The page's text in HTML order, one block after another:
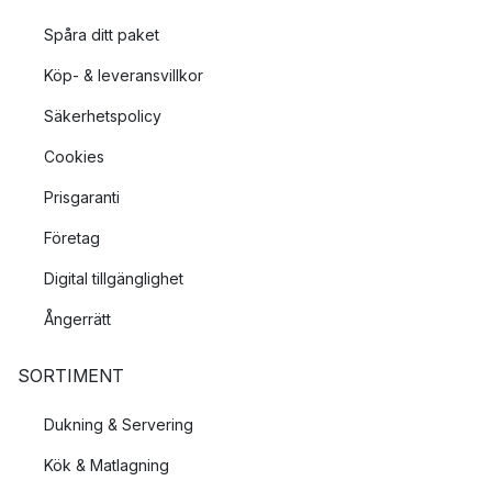
Hur jobbar Belid med produktutveckling av
nya lampor?
Belid jobbar flitigt för att designa lampor som är så
energieffektiva som möjligt. Detta med hjälp av nya
företaget sedan en lång tid tillbaka.
Många av Belids lampor går i en neutral färgpalett med färger
bra om du har en skandinavisk stil hemma, då de kompletterar
Spåra ditt paket
Köp- & leveransvillkor
Säkerhetspolicy
Cookies
Prisgaranti
Företag
Digital tillgänglighet
Ångerrätt
SORTIMENT
Dukning & Servering
Kök & Matlagning